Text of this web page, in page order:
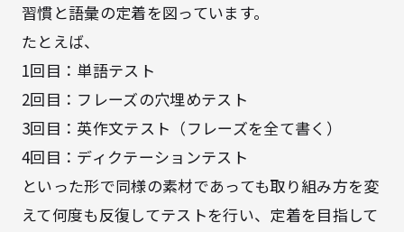
習慣と語彙の定着を図っています。
たとえば、
1回目：単語テスト
2回目：フレーズの穴埋めテスト
3回目：英作文テスト（フレーズを全て書く）
4回目：ディクテーションテスト
といった形で同様の素材であっても取り組み方を変
えて何度も反復してテストを行い、定着を目指して